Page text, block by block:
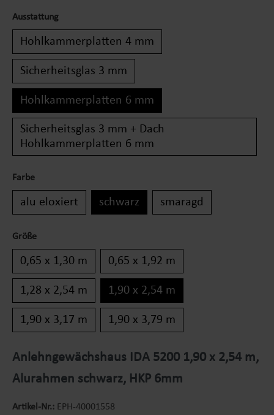
Ausstattung
Hohlkammerplatten 4 mm
Sicherheitsglas 3 mm
Hohlkammerplatten 6 mm
Sicherheitsglas 3 mm + Dach
Hohlkammerplatten 6 mm
Farbe
alu eloxiert schwarz smaragd
Größe
0,65 x 1,30 m 0,65 x 1,92 m
1,28 x 2,54 m 1,90 x 2,54 m
1,90 x 3,17 m 1,90 x 3,79 m
Anlehngewächshaus IDA 5200 1,90 x 2,54 m,
Alurahmen schwarz, HKP 6mm
Artikel-Nr.: EPH-40001558